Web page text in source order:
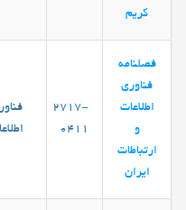
کریم
فصلنامه
فناوری
اطلاعات
و
ارتباطات
ایران
2717-
0411